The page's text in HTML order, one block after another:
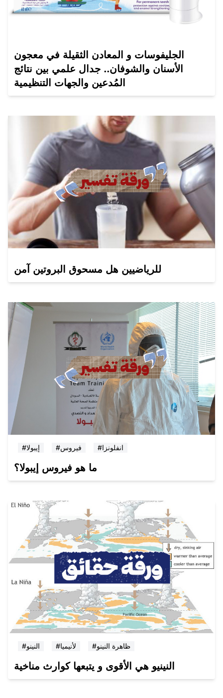
الجليفوسات و المعادن الثقيلة في معجون
الأسنان والشوفان.. جدال علمي بين نتائج
المُدعين والجهات التنظيمية
للرياضيين هل مسحوق البروتين آمن
#إيبولا #فيروس #انفلونزا
ما هو فيروس إيبولا؟
#النينو #لأنيميا #ظاهرة النينو
النينيو هي الأقوى و يتبعها كوارث مناخية